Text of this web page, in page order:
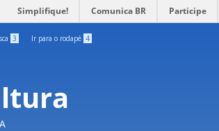
Simplifique! Comunica BR Participe
3 Ir para o rodapé 4